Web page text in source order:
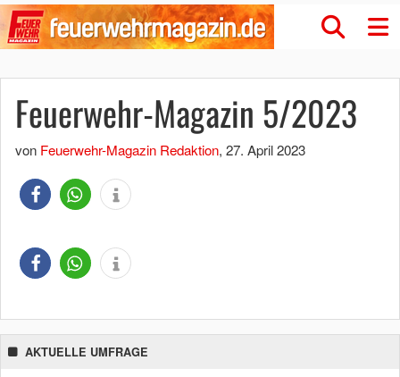
Feuerwehr-Magazin 5/2023
von Feuerwehr-Magazin Redaktion, 27. April 2023
AKTUELLE UMFRAGE